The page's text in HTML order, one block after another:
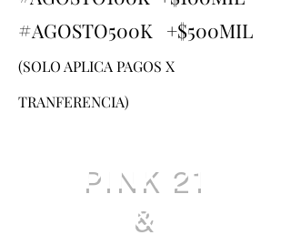
#AGOSTO500K +$500MIL
(SOLO APLICA PAGOS X
TRANFERENCIA)
PINK 21
&